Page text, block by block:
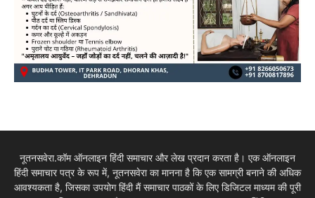
नूतनसवेरा.कॉम ऑनलाइन हिंदी समाचार और लेख प्रदान करता है। एक ऑनलाइन
हिंदी समाचार पत्र के रूप में, नूतनसवेरा का मानना है कि एक सामग्री बनाने की अधिक
आवश्यकता है, जिसका उपयोग हिंदी मैं समाचार पाठकों के लिए डिजिटल माध्यम की पूरी